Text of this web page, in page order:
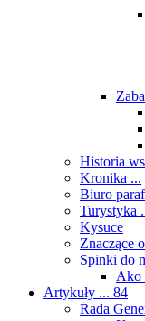
Historia
Kronika ...
Biuro
Turystyka
Kysuce
Znaczące
Spinki do
Ako
Artykuły ... 84
Rada